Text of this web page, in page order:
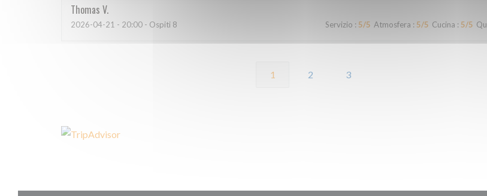
Thomas V
2026-04-21 - 20:00 - Ospiti 8 Servizio : 5/5 Atmosfera : 5/5 Cucina : 5/5
1 2 3